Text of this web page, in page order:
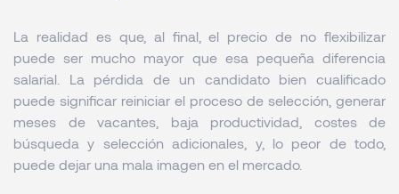
La realidad es que, al final, el precio de no flexibilizar
puede ser mucho mayor que esa pequeña diferencia
salarial. La pérdida de un candidato bien cualificado
puede significar reiniciar el proceso de selección, generar
meses de vacantes, baja productividad, costes de
búsqueda y selección adicionales, y, lo peor de todo,
puede dejar una mala imagen en el mercado.